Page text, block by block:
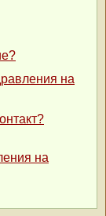
на
на